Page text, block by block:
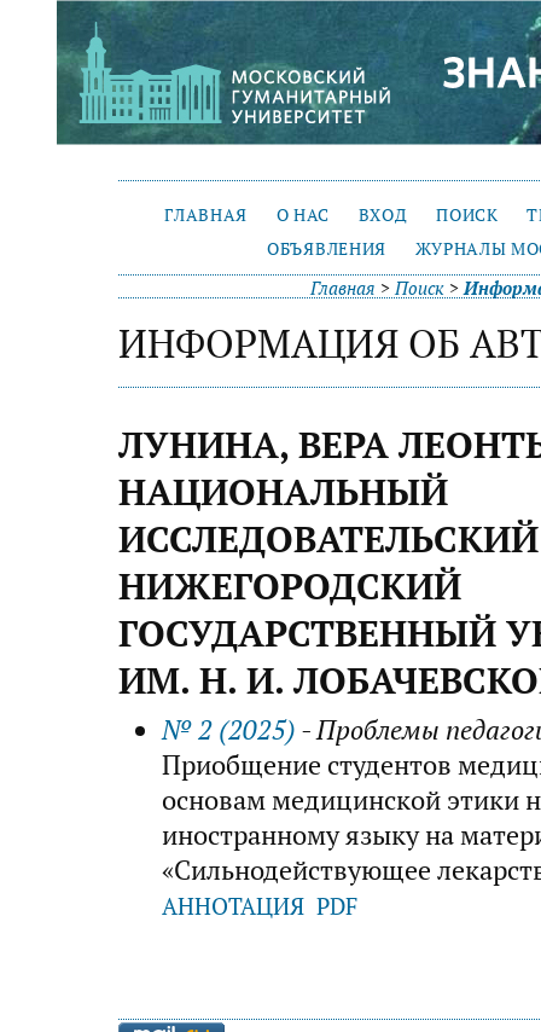
ГЛАВНАЯ О НАС ВХОД ПОИСК
ОБЪЯВЛЕНИЯ
ЖУРНАЛЫ
Главная >Поиск >
ИНФОРМАЦИЯ ОБ
ЛУНИНА, ВЕРА
НАЦИОНАЛЬНЫЙ
ИССЛЕДОВАТЕЛЬСКИЙ
НИЖЕГОРОДСКИЙ
ГОСУДАРСТВЕННЫЙ
ИМ. Н. И.
№ 2 (2025) - Проблемы
Приобщение студентов
основам медицинской этики
иностранному языку на
«Сильнодействующее
АННОТАЦИЯ PDF